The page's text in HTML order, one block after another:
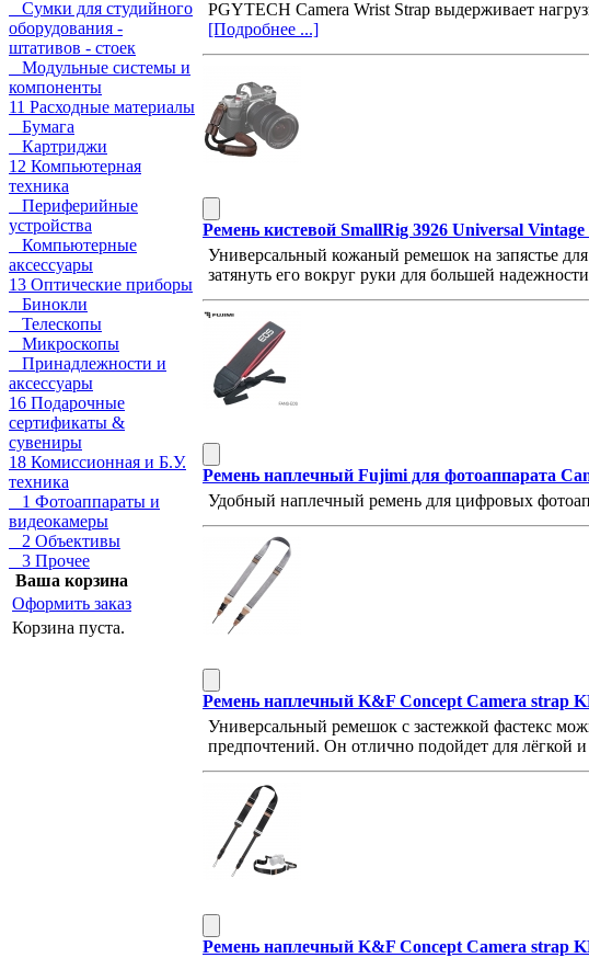
Сумки для студийного
оборудования -
штативов - стоек
Модульные системы и
компоненты
11 Расходные материалы
Бумага
Картриджи
12 Компьютерная
техника
Периферийные
устройства
Компьютерные
аксессуары
13 Оптические приборы
Бинокли
Телескопы
Микроскопы
Принадлежности и
аксессуары
16 Подарочные
сертификаты &
сувениры
18 Комиссионная и Б.У.
техника
1 Фотоаппараты и
видеокамеры
2 Объективы
3 Прочее
Ваша корзина
Оформить заказ
Корзина пуста.
PGYTECH Camera Wrist Strap выдерживает
[Подробнее ...]
Ремень кистевой SmallRig 3926 Universal
Универсальный кожаный ремешок на запястье
затянуть его вокруг руки для большей надежности
Ремень наплечный Fujimi для фотоаппарата
Удобный наплечный ремень для цифровых
Ремень наплечный K&F Concept Camera strap
Универсальный ремешок с застежкой фастекс
предпочтений. Он отлично подойдет для лёгкой
Ремень наплечный K&F Concept Camera strap